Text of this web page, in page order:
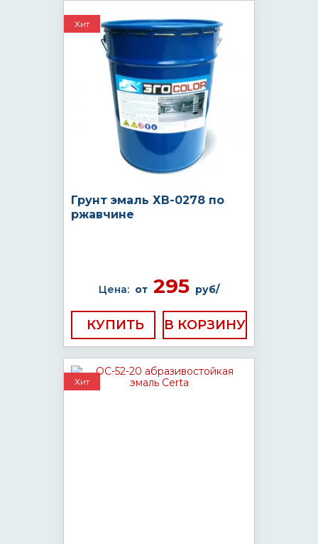
Хит
Грунт эмаль ХВ-0278 по
ржавчине
Цена: от 295 руб/
КУПИТЬ
Хит